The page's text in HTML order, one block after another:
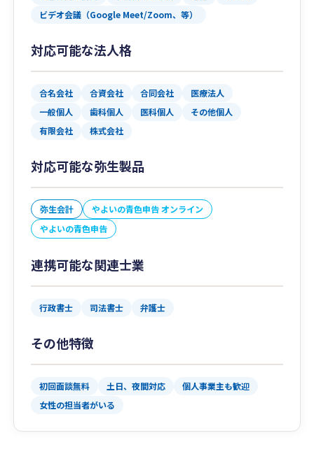
ビデオ会議（Google Meet/Zoom、等）
対応可能な法人格
合名会社 合資会社 合同会社
医療法人
一般個人
歯科個人 医科個人
その他個人
有限会社
株式会社
対応可能な弥生製品
弥生会計
やよいの青色申告 オンライン
やよいの青色申告
連携可能な関連士業
行政書士 司法書士 弁護士
その他特徴
初回面談無料 土日、夜間対応
個人事業主も歓迎
女性の担当者がいる